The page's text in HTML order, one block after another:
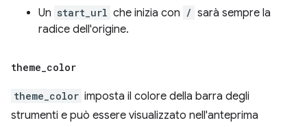
Un start_url che inizia con / sarà sempre la
radice dell'origine.
theme_color
theme_color imposta il colore della barra degli
strumenti e può essere visualizzato nell'anteprima